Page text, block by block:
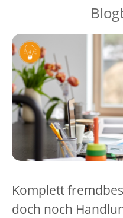
Komplett
doch noch